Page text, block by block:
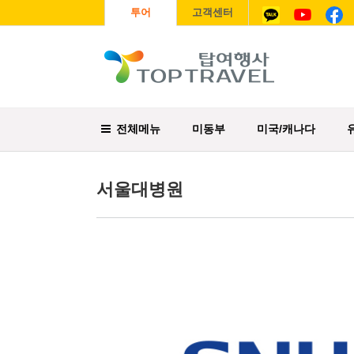
투어 고객센터
전체메뉴 미동부 미국/캐나다
서울대병원